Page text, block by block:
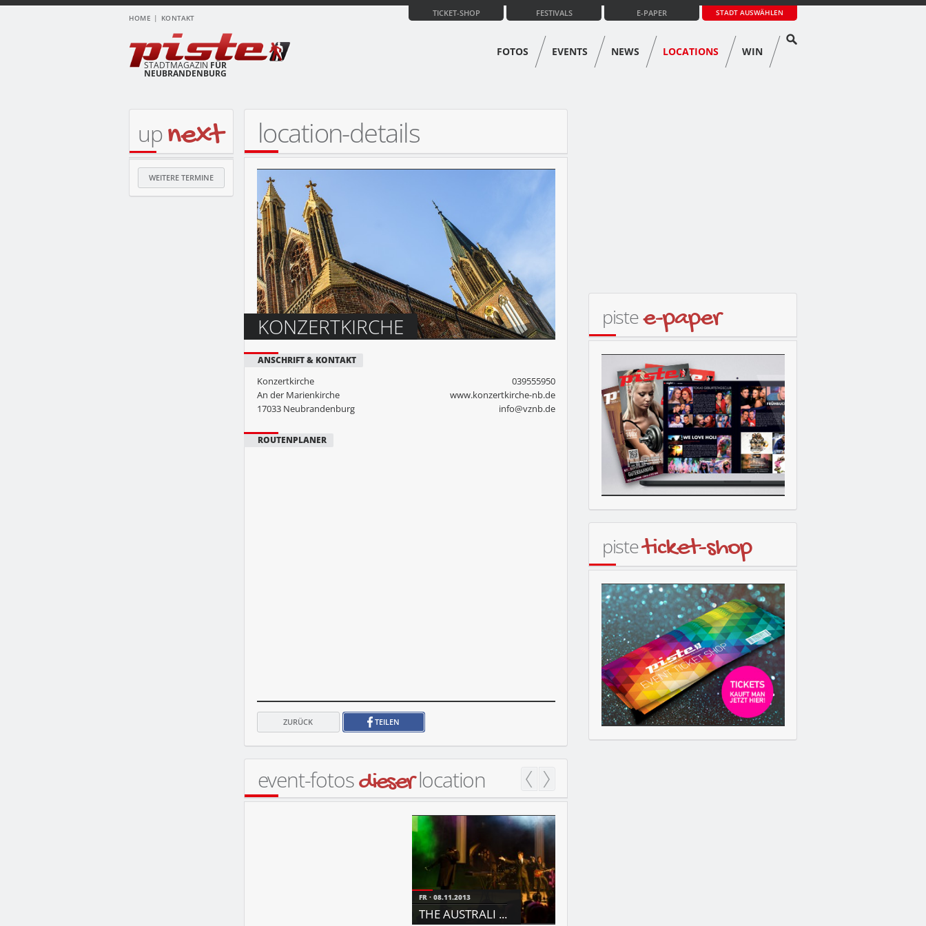
HOME KONTAKT
STADT AUSWÄHLEN
E-PAPER
FESTIVALS
TICKET-SHOP
STADTMAGAZIN FÜR
NEUBRANDENBURG
FOTOS EVENTS NEWS LOCATIONS WIN
location-details
KONZERTKIRCHE
ANSCHRIFT & KONTAKT
Konzertkirche
An der Marienkirche
17033 Neubrandenburg
039555950
www.konzertkirche-nb.de
info@vznb.de
ROUTENPLANER
ZURÜCK TEILEN
event-fotosdieserlocation
FR 08.11.2013
THE AUSTRALI ...
upnext
WEITERE TERMINE
pistee-paper
pisteticket-shop